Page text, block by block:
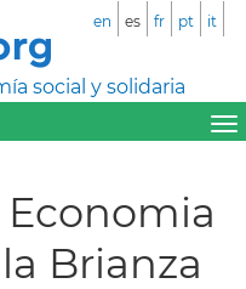
social y solidaria
en es fr pt it
Brianza